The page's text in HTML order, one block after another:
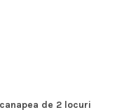
de 2 locuri